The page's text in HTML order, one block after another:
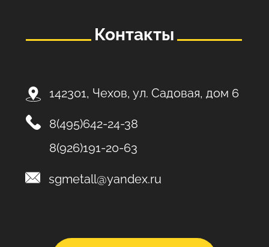
Контакты
142301, Чехов, ул. Садовая, дом 6
8(495)642-24-38
8(926)191-20-63
sgmetall@yandex.ru